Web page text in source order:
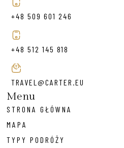
+48 509 601 246
+48 512 145 818
TRAVEL@CARTER.EU
Menu
STRONA GŁÓWNA
MAPA
TYPY PODRÓŻY